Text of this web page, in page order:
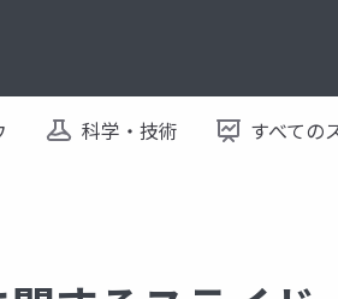
科学・技術 すべての